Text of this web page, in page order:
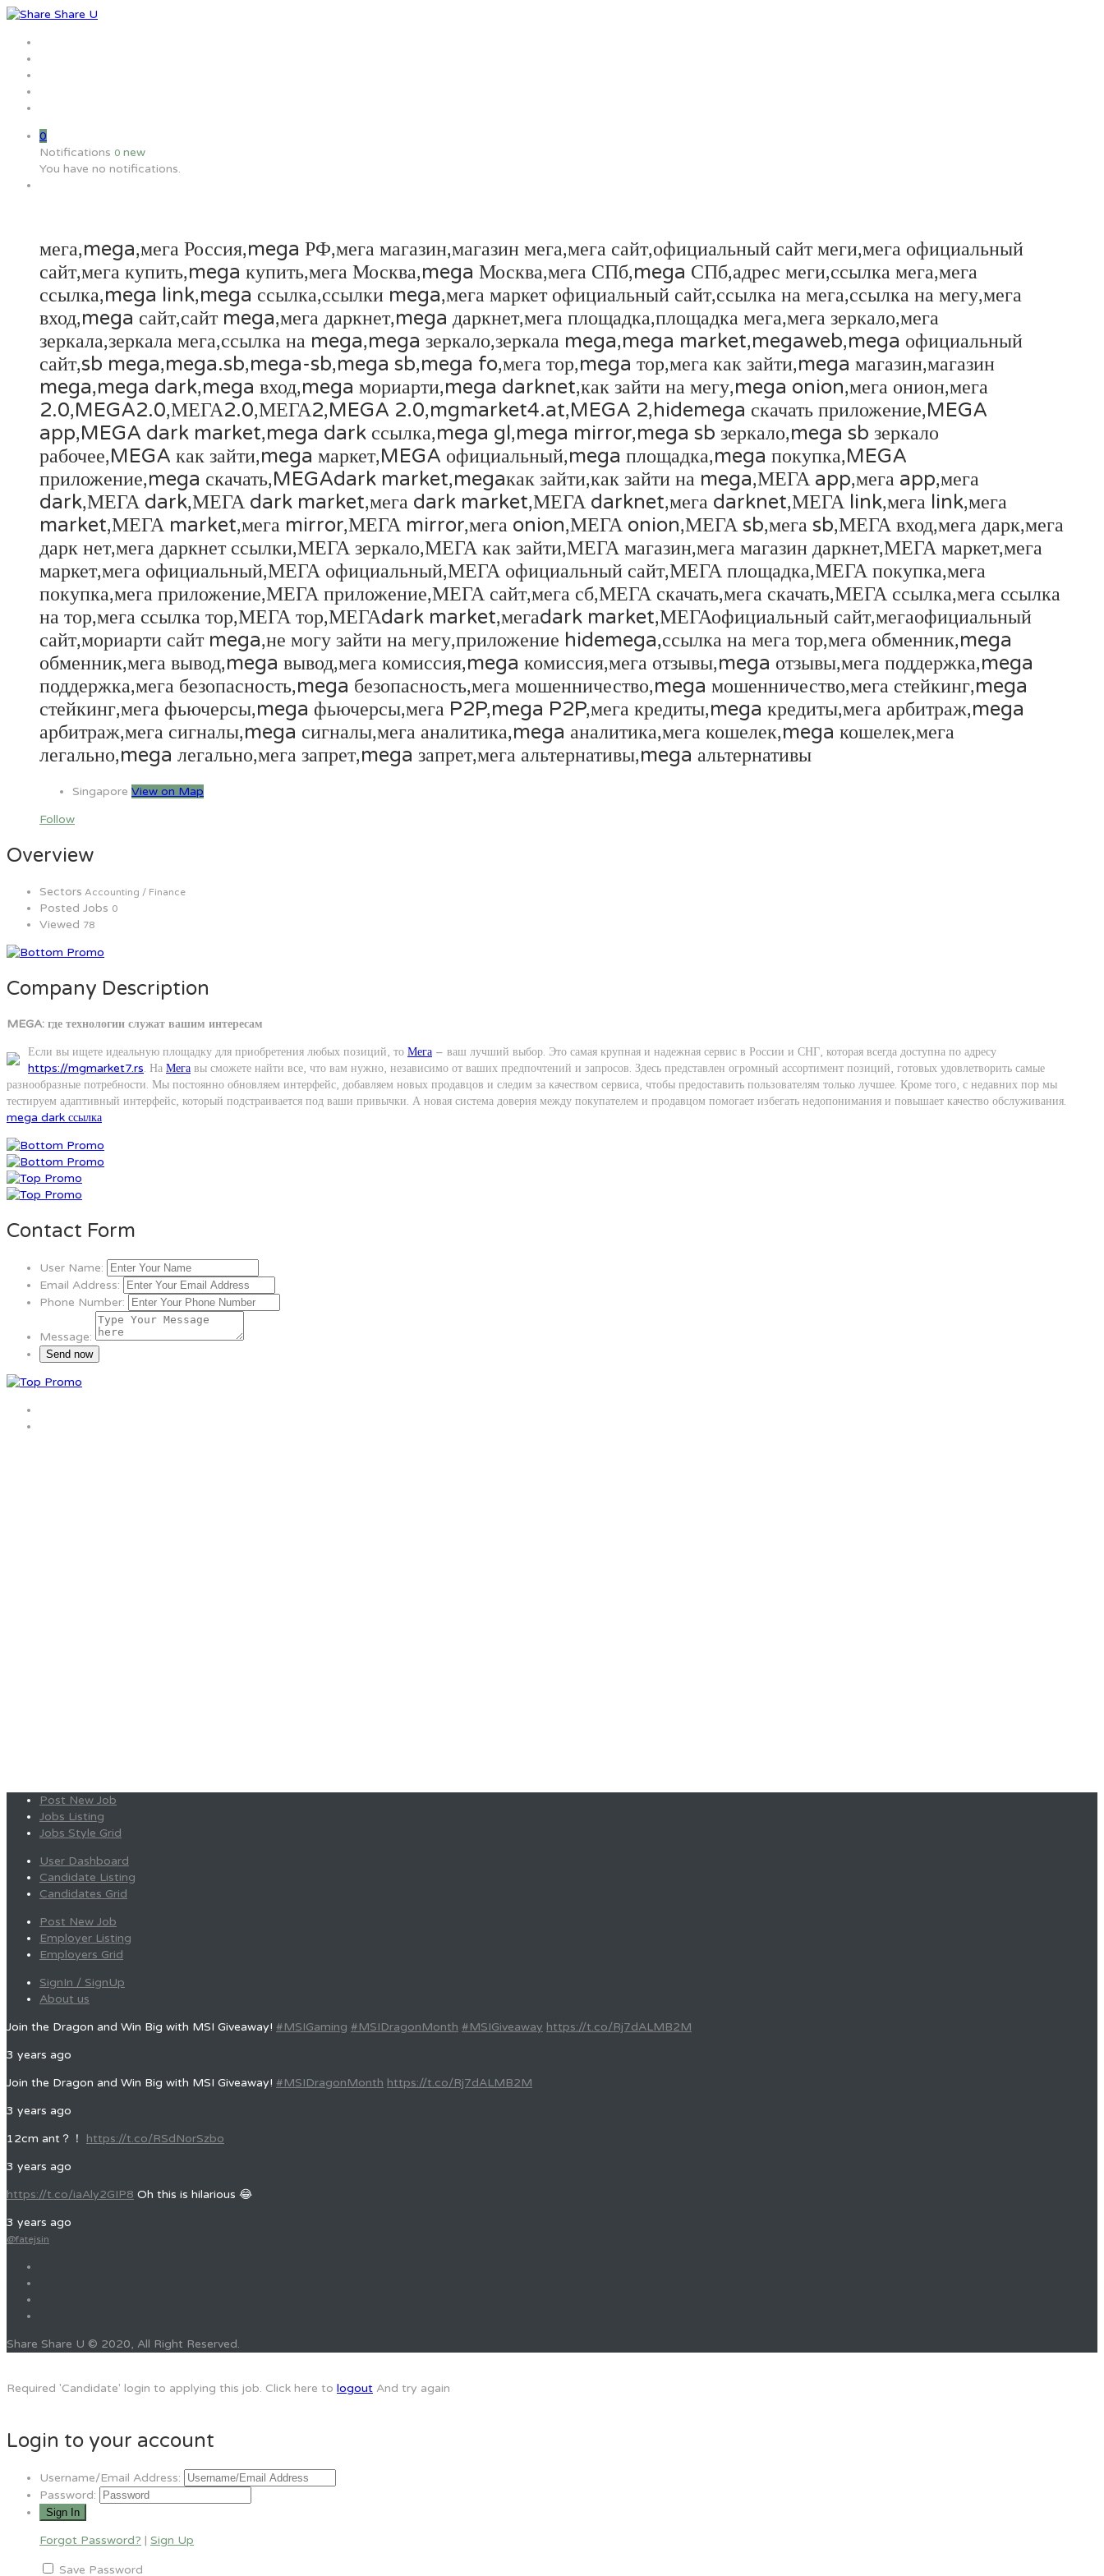
0
Notifications 0 new
You have no notifications.
мега,mega,мега Россия,mega РФ,мега магазин,магазин мега,мега сайт,официальный сайт меги,мега официальный
сайт,мега купить,mega купить,мега Москва,mega Москва,мега СПб,mega СПб,адрес меги,ссылка мега,мега
ссылка,mega link,mega ссылка,ссылки mega,мега маркет официальный сайт,ссылка на мега,ссылка на мегу,мега
вход,mega сайт,сайт mega,мега даркнет,mega даркнет,мега площадка,площадка мега,мега зеркало,мега
зеркала,зеркала мега,ссылка на mega,mega зеркало,зеркала mega,mega market,megaweb,mega официальный
сайт,sb mega,mega.sb,mega-sb,mega sb,mega fo,мега тор,mega тор,мега как зайти,mega магазин,магазин
mega,mega dark,mega вход,mega мориарти,mega darknet,как зайти на мегу,mega onion,мега онион,мега
2.0,MEGA2.0,МЕГА2.0,МЕГА2,MEGA 2.0,mgmarket4.at,MEGA 2,hidemega скачать приложение,MEGA
app,MEGA dark market,mega dark ссылка,mega gl,mega mirror,mega sb зеркало,mega sb зеркало
рабочее,MEGA как зайти,mega маркет,MEGA официальный,mega площадка,mega покупка,MEGA
приложение,mega скачать,MEGAdark market,megaкак зайти,как зайти на mega,МЕГА app,мега app,мега
dark,МЕГА dark,МЕГА dark market,мега dark market,МЕГА darknet,мега darknet,МЕГА link,мега link,мега
market,МЕГА market,мега mirror,МЕГА mirror,мега onion,МЕГА onion,МЕГА sb,мега sb,МЕГА вход,мега дарк,мега
дарк нет,мега даркнет ссылки,МЕГА зеркало,МЕГА как зайти,МЕГА магазин,мега магазин даркнет,МЕГА маркет,мега
маркет,мега официальный,МЕГА официальный,МЕГА официальный сайт,МЕГА площадка,МЕГА покупка,мега
покупка,мега приложение,МЕГА приложение,МЕГА сайт,мега сб,МЕГА скачать,мега скачать,МЕГА ссылка,мега ссылка
на тор,мега ссылка тор,МЕГА тор,МЕГАdark market,мегаdark market,МЕГАофициальный сайт,мегаофициальный
сайт,мориарти сайт mega,не могу зайти на мегу,приложение hidemega,ссылка на мега тор,мега обменник,mega
обменник,мега вывод,mega вывод,мега комиссия,mega комиссия,мега отзывы,mega отзывы,мега поддержка,mega
поддержка,мега безопасность,mega безопасность,мега мошенничество,mega мошенничество,мега стейкинг,mega
стейкинг,мега фьючерсы,mega фьючерсы,мега P2P,mega P2P,мега кредиты,mega кредиты,мега арбитраж,mega
арбитраж,мега сигналы,mega сигналы,мега аналитика,mega аналитика,мега кошелек,mega кошелек,мега
легально,mega легально,мега запрет,mega запрет,мега альтернативы,mega альтернативы
Singapore View on Map
Follow
Overview
Sectors Accounting / Finance
Posted Jobs 0
Viewed 78
Company Description
MEGA: где технологии служат вашим интересам
Если вы ищете идеальную площадку для приобретения любых позиций, то Мега – ваш лучший выбор. Это самая крупная и надежная сервис в России и СНГ, которая всегда доступна по адресу
https://mgmarket7.rs. На Мега вы сможете найти все, что вам нужно, независимо от ваших предпочтений и запросов. Здесь представлен огромный ассортимент позиций, готовых удовлетворить самые
разнообразные потребности. Мы постоянно обновляем интерфейс, добавляем новых продавцов и следим за качеством сервиса, чтобы предоставить пользователям только лучшее. Кроме того, с недавних пор мы
тестируем адаптивный интерфейс, который подстраивается под ваши привычки. А новая система доверия между покупателем и продавцом помогает избегать недопонимания и повышает качество обслуживания.
mega dark ссылка
Contact Form
User Name:
Email Address:
Phone Number:
Message:
Post New Job
Jobs Listing
Jobs Style Grid
User Dashboard
Candidate Listing
Candidates Grid
Post New Job
Employer Listing
Employers Grid
SignIn / SignUp
About us
Join the Dragon and Win Big with MSI Giveaway! #MSIGaming #MSIDragonMonth #MSIGiveaway https://t.co/Rj7dALMB2M
3 years ago
Join the Dragon and Win Big with MSI Giveaway! #MSIDragonMonth https://t.co/Rj7dALMB2M
3 years ago
12cm ant？！ https://t.co/RSdNorSzbo
3 years ago
https://t.co/iaAly2GIP8 Oh this is hilarious 😂
3 years ago
@fatejsin
Share Share U © 2020, All Right Reserved.
Required 'Candidate' login to applying this job. Click here to logout And try again
Login to your account
Username/Email Address:
Password:
Forgot Password? | Sign Up
Save Password